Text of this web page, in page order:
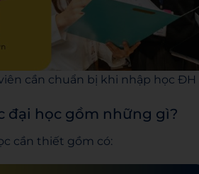
cần chuẩn bị khi nhập học ĐH
đại học gồm những gì?
cần thiết gồm có: